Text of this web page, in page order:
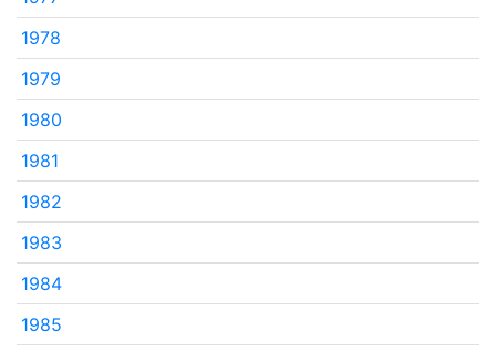
1978
1979
1980
1981
1982
1983
1984
1985